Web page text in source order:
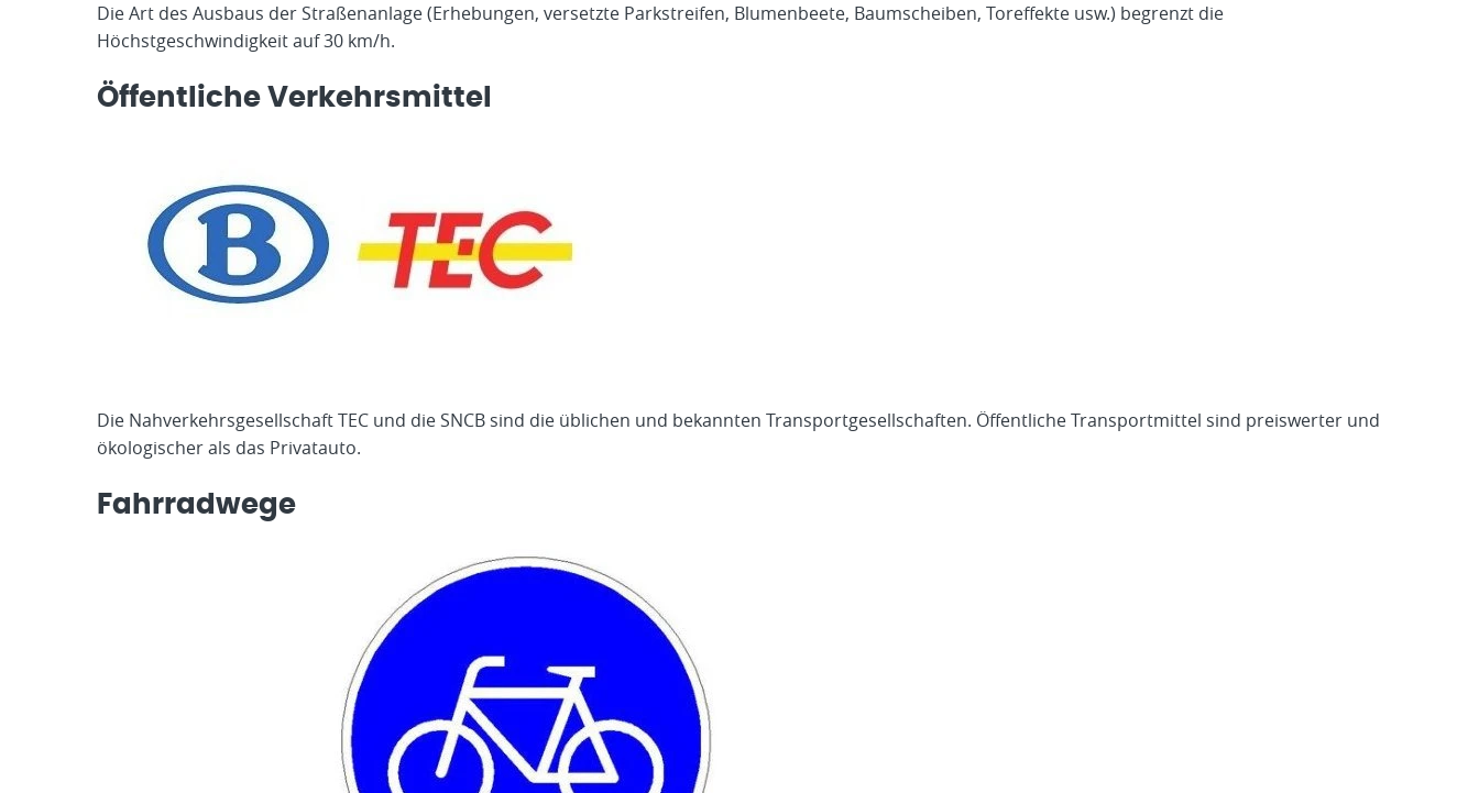
Die Art des Ausbaus der Straßenanlage (Erhebungen, versetzte Parkstreifen, Blumenbeete, Baumscheiben, Toreffekte usw.) begrenzt die
Höchstgeschwindigkeit auf 30 km/h.
Öffentliche Verkehrsmittel
Die Nahverkehrsgesellschaft TEC und die SNCB sind die üblichen und bekannten Transportgesellschaften. Öffentliche Transportmittel sind preiswerter und
ökologischer als das Privatauto.
Fahrradwege